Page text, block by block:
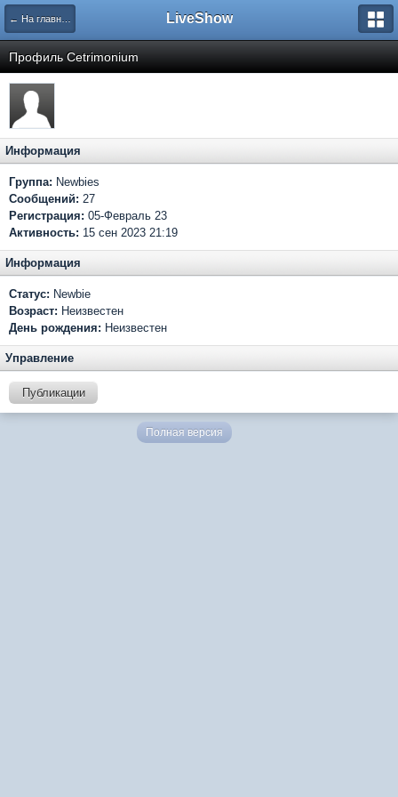
← На главную LiveShow
Профиль Cetrimonium
Информация
Группа: Newbies
Сообщений: 27
Регистрация: 05-Февраль 23
Активность: 15 сен 2023 21:19
Информация
Статус: Newbie
Возраст: Неизвестен
День рождения: Неизвестен
Управление
Публикации
Полная версия